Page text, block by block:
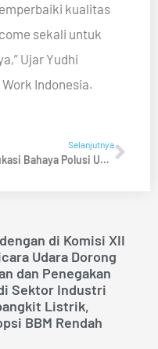
kualitas
sekali untuk
Ujar Yudhi
Indonesia.
Selanjutnya
Edukasi Bahaya Polusi Udara, Bicara Udara Gelar Nobar “Sengal” di Rusunawa Marunda
di Komisi XII
Udara Dorong
dan Penegakan
Sektor Industri
Listrik,
BBM Rendah